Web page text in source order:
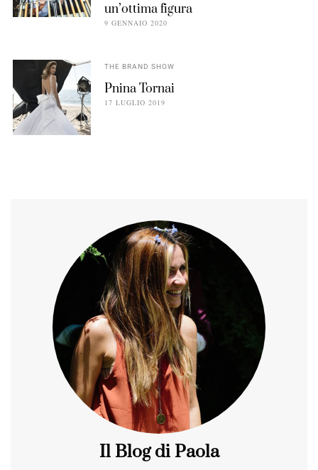
un’ottima figura
9 GENNAIO 2020
THE BRAND SHOW
Pnina Tornai
17 LUGLIO 2019
Il Blog di Paola